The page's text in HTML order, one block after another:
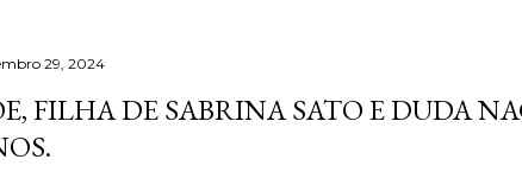
29, 2024
FILHA DE SABRINA SATO E DUDA